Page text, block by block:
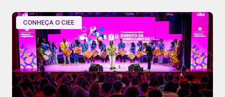
CONHEÇA O CIEE